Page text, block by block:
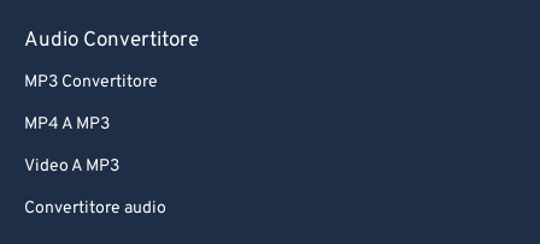
Audio Convertitore
MP3 Convertitore
MP4 A MP3
Video A MP3
Convertitore audio